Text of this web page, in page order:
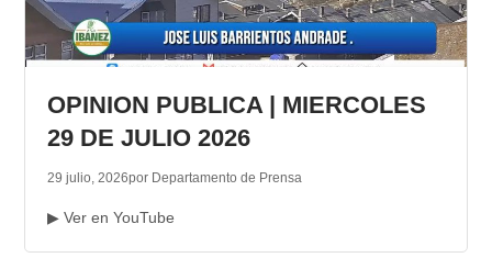
OPINION PUBLICA | MIERCOLES
29 DE JULIO 2026
29 julio, 2026por Departamento de Prensa
▶ Ver en YouTube